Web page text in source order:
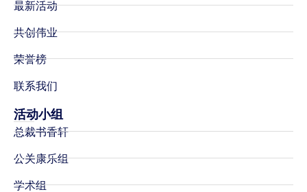
最新活动
共创伟业
荣誉榜
联系我们
活动小组
总裁书香轩
公关康乐组
学术组